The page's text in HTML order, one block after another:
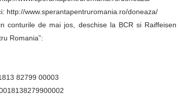
http://www.sperantapentruromania.ro/doneaza/
conturile de mai jos, deschise la BCR si
Romania”:
82799 00003